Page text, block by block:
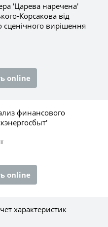
'Царева наречена'
Корсакова від
сценічного вирішення
online
финансового
online
характеристик